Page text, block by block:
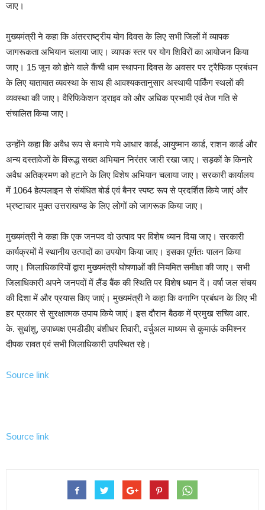
जाए।
मुख्यमंत्री ने कहा कि अंतरराष्ट्रीय योग दिवस के लिए सभी जिलों में व्यापक
जागरूकता अभियान चलाया जाए। व्यापक स्तर पर योग शिविरों का आयोजन किया
जाए। 15 जून को होने वाले कैंची धाम स्थापना दिवस के अवसर पर ट्रैफिक प्रबंधन
के लिए यातायात व्यवस्था के साथ ही आवश्यकतानुसार अस्थायी पार्किंग स्थलों की
व्यवस्था की जाए। वैरिफिकेशन ड्राइव को और अधिक प्रभावी एवं तेज गति से
संचालित किया जाए।
उन्होंने कहा कि अवैध रूप से बनाये गये आधार कार्ड, आयुष्मान कार्ड, राशन कार्ड और
अन्य दस्तावेजों के विरूद्ध सख्त अभियान निरंतर जारी रखा जाए। सड़कों के किनारे
अवैध अतिक्रमण को हटाने के लिए विशेष अभियान चलाया जाए। सरकारी कार्यालय
में 1064 हेल्पलाइन से संबंधित बोर्ड एवं बैनर स्पष्ट रूप से प्रदर्शित किये जाएं और
भ्रष्टाचार मुक्त उत्तराखण्ड के लिए लोगों को जागरूक किया जाए।
मुख्यमंत्री ने कहा कि एक जनपद दो उत्पाद पर विशेष ध्यान दिया जाए। सरकारी
कार्यक्रमों में स्थानीय उत्पादों का उपयोग किया जाए। इसका पूर्णतः पालन किया
जाए। जिलाधिकारियों द्वारा मुख्यमंत्री घोषणाओं की नियमित समीक्षा की जाए। सभी
जिलाधिकारी अपने जनपदों में लैंड बैंक की स्थिति पर विशेष ध्यान दें। वर्षा जल संचय
की दिशा में और प्रयास किए जाएं। मुख्यमंत्री ने कहा कि वनाग्नि प्रबंधन के लिए भी
हर प्रकार से सुरक्षात्मक उपाय किये जाएं। इस दौरान बैठक में प्रमुख सचिव आर.
के. सुधांशु, उपाध्यक्ष एमडीडीए बंशीधर तिवारी, वर्चुअल माध्यम से कुमाऊं कमिश्नर
दीपक रावत एवं सभी जिलाधिकारी उपस्थित रहे।
Source link
Source link